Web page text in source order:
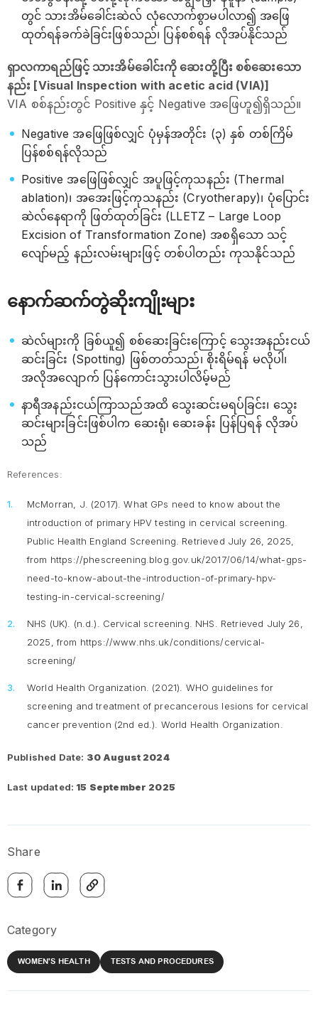
တွင် သားအိမ်ခေါင်းဆဲလ် လုံလောက်စွာမပါလာ၍ အဖြေ
ထုတ်ရန်ခက်ခဲခြင်းဖြစ်သည်၊ ပြန်စစ်ရန် လိုအပ်နိုင်သည်
ရှာလကာရည်ဖြင့် သားအိမ်ခေါင်းကို ဆေးတို့ပြီး စစ်ဆေးသော
နည်း [Visual Inspection with acetic acid (VIA)]
VIA စစ်နည်းတွင် Positive နှင့် Negative အဖြေဟူ၍ရှိသည်။
Negative အဖြေဖြစ်လျှင် ပုံမှန်အတိုင်း (၃) နှစ် တစ်ကြိမ်
ပြန်စစ်ရန်လိုသည်
Positive အဖြေဖြစ်လျှင် အပူဖြင့်ကုသနည်း (Thermal
ablation)၊ အအေးဖြင့်ကုသနည်း (Cryotherapy)၊ ပုံပြောင်း
ဆဲလ်နေရာကို ဖြတ်ထုတ်ခြင်း (LLETZ – Large Loop
Excision of Transformation Zone) အစရှိသော သင့်
လျော်မည့် နည်းလမ်းများဖြင့် တစ်ပါတည်း ကုသနိုင်သည်
နောက်ဆက်တွဲဆိုးကျိုးများ
ဆဲလ်များကို ခြစ်ယူ၍ စစ်ဆေးခြင်းကြောင့် သွေးအနည်းငယ်
ဆင်းခြင်း (Spotting) ဖြစ်တတ်သည်၊ စိုးရိမ်ရန် မလိုပါ၊
အလိုအလျောက် ပြန်ကောင်းသွားပါလိမ့်မည်
နာရီအနည်းငယ်ကြာသည်အထိ သွေးဆင်းမရပ်ခြင်း၊ သွေး
ဆင်းများခြင်းဖြစ်ပါက ဆေးရုံ၊ ဆေးခန်း ပြန်ပြရန် လိုအပ်
သည်
References:
McMorran, J. (2017).What GPs need to know about the
introduction of primary HPV testing in cervical screening.
Public Health England Screening. Retrieved July 26, 2025,
from https://phescreening.blog.gov.uk/2017/06/14/what-gps-
need-to-know-about-the-introduction-of-primary-hpv-
testing-in-cervical-screening/
NHS (UK). (n.d.). Cervical screening. NHS. Retrieved July 26,
2025, from https://www.nhs.uk/conditions/cervical-
screening/
World Health Organization. (2021). WHO guidelines for
screening and treatment of precancerous lesions for cervical
cancer prevention (2nd ed.). World Health Organization.
Published Date: 30 August 2024
Last updated: 15 September 2025
Share
Category
WOMEN'S HEALTH TESTS AND PROCEDURES